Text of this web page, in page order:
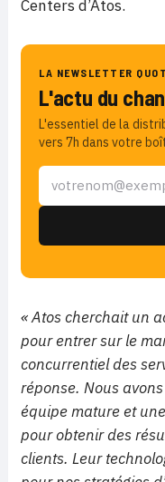
Centers d’Atos.
LA NEWSLETTER
L'actu du
L'essentiel de la
vers 7h dans votre
« Atos cherchait un
pour entrer sur le
concurrentiel des
réponse. Nous
équipe mature et
pour obtenir des
clients. Leur